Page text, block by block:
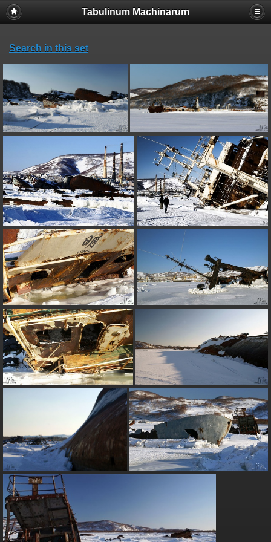
Tabulinum Machinarum
Search in this set